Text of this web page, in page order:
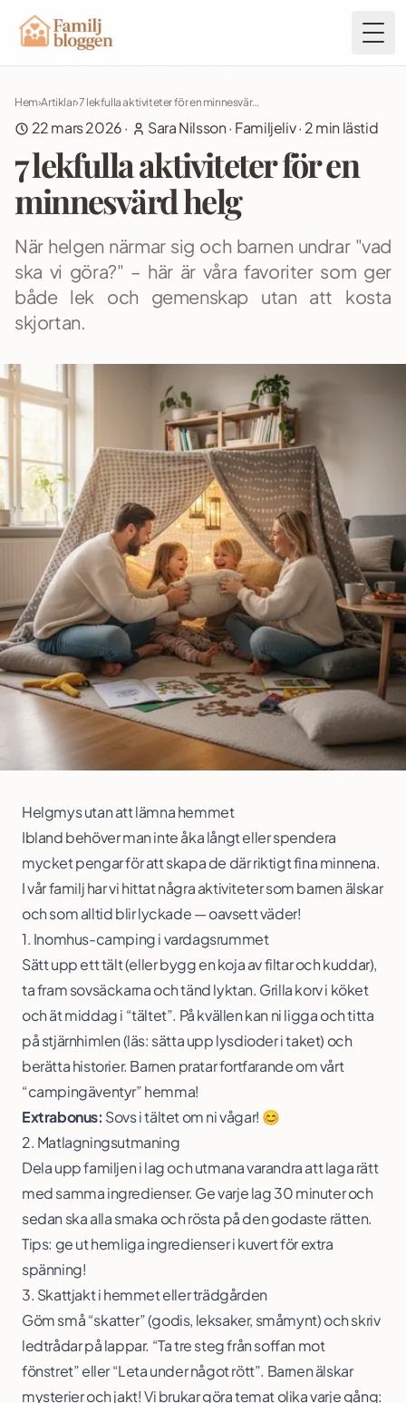
Hem›Artiklar› 7 lekfulla aktiviteter för en minnesvärd helg
22 mars 2026· Sara Nilsson· Familjeliv· 2min lästid
7 lekfulla aktiviteter för en
minnesvärd helg
När helgen närmar sig och barnen undrar "vad
ska vi göra?" – här är våra favoriter som ger
både lek och gemenskap utan att kosta
skjortan.
Helgmys utan att lämna hemmet
Ibland behöver man inte åka långt eller spendera
mycket pengar för att skapa de där riktigt fina minnena.
I vår familj har vi hittat några aktiviteter som barnen älskar
och som alltid blir lyckade — oavsett väder!
1. Inomhus-camping i vardagsrummet
Sätt upp ett tält (eller bygg en koja av filtar och kuddar),
ta fram sovsäckarna och tänd lyktan. Grilla korv i köket
och ät middag i “tältet”. På kvällen kan ni ligga och titta
på stjärnhimlen (läs: sätta upp lysdioder i taket) och
berätta historier. Barnen pratar fortfarande om vårt
“campingäventyr” hemma!
Extrabonus: Sovs i tältet om ni vågar! 😊
2. Matlagningsutmaning
Dela upp familjen i lag och utmana varandra att laga rätt
med samma ingredienser. Ge varje lag 30 minuter och
sedan ska alla smaka och rösta på den godaste rätten.
Tips: ge ut hemliga ingredienser i kuvert för extra
spänning!
3. Skattjakt i hemmet eller trädgården
Göm små “skatter” (godis, leksaker, småmynt) och skriv
ledtrådar på lappar. “Ta tre steg från soffan mot
fönstret” eller “Leta under något rött”. Barnen älskar
mysterier och jakt! Vi brukar göra temat olika varje gång: